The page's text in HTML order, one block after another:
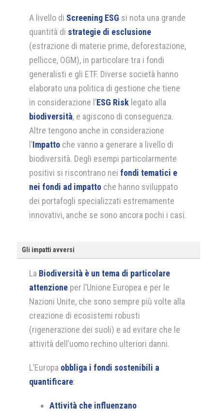
A livello di Screening ESG si nota una grande
quantità di strategie di esclusione
(estrazione di materie prime, deforestazione,
pellicce, OGM), in particolare tra i fondi
generalisti e gli ETF. Diverse società hanno
elaborato una politica di gestione che tiene
in considerazione l’ESG Risk legato alla
biodiversità, e agiscono di conseguenza.
Altre tengono anche in considerazione
l’Impatto che vanno a generare a livello di
biodiversità. Degli esempi particolarmente
positivi si riscontrano nei fondi tematici e
nei fondi ad impatto che hanno sviluppato
dei portafogli specializzati estremamente
innovativi, anche se sono ancora pochi i casi.
Gli impatti avversi
La Biodiversità è un tema di particolare
attenzione per l’Unione Europea e per le
Nazioni Unite, che sono sempre più volte alla
creazione di ecosistemi robusti
(rigenerazione dei suoli) e ad evitare che le
attività dell’uomo rechino ulteriori danni.
L’Europa obbliga i fondi sostenibili a
quantificare:
Attività che influenzano